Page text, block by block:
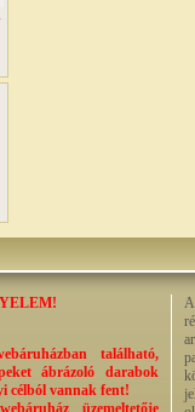
található,
ábrázoló darabok
célból vannak fent!
üzemeltetője